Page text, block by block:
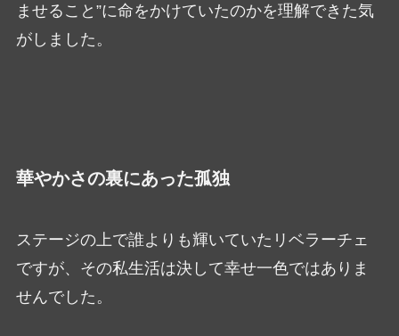
ませること”に命をかけていたのかを理解できた気
がしました。
華やかさの裏にあった孤独
ステージの上で誰よりも輝いていたリベラーチェ
ですが、その私生活は決して幸せ一色ではありま
せんでした。